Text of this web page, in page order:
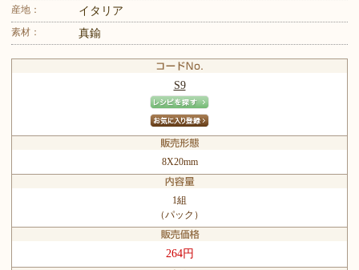
産地： イタリア
素材： 真鍮
S9
8X20mm
1組
（パック）
264円